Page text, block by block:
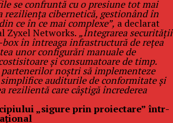
se confruntă cu o presiune tot mai
reziliența cibernetică, gestionând în
ce în ce mai complexe”, a declarat
Zyxel Networks. „Integrarea securității
în întreaga infrastructură de rețea
unor configurări manuale de
și consumatoare de timp.
noștri să implementeze
auditurile de conformitate și
rezilientă care câștigă încrederea
„sigure prin proiectare” într-